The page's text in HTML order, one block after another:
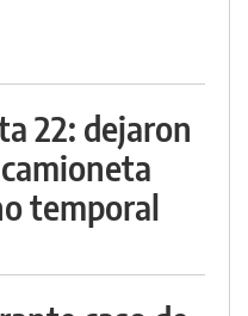
22: dejaron
temporal